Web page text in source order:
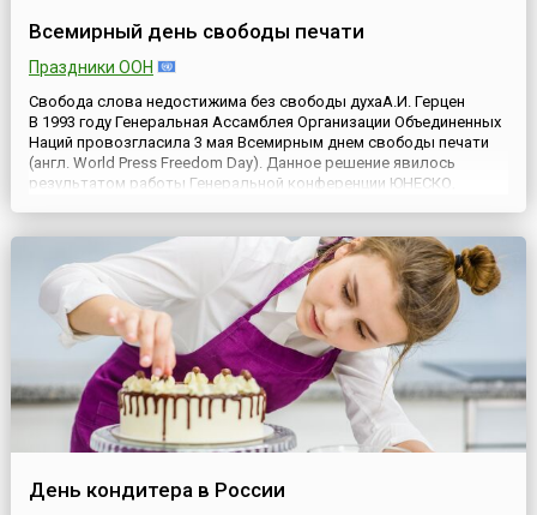
Всемирный день свободы печати
Праздники ООН
Свобода слова недостижима без свободы духаА.И. Герцен
В 1993 году Генеральная Ассамблея Организации Объединенных
Наций провозгласила 3 мая Всемирным днем свободы печати
(англ. World Press Freedom Day). Данное решение явилось
результатом работы Генеральной конференции ЮНЕСКО,
День кондитера в России